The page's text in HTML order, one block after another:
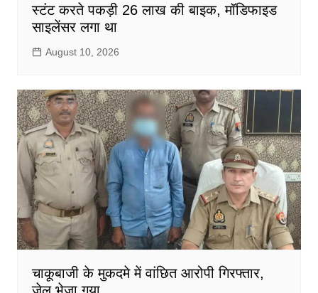
स्टंट करते पकड़ी 26 लाख की बाइक, मॉडिफाइड
साइलेंसर लगा था
August 10, 2026
चाकूबाजी के मुकदमे में वांछित आरोपी गिरफ्तार,